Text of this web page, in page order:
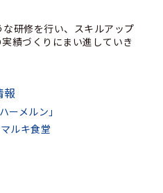
研修を行い、スキルアップ
績づくりにまい進していき
報
ーメルン」
ルキ食堂